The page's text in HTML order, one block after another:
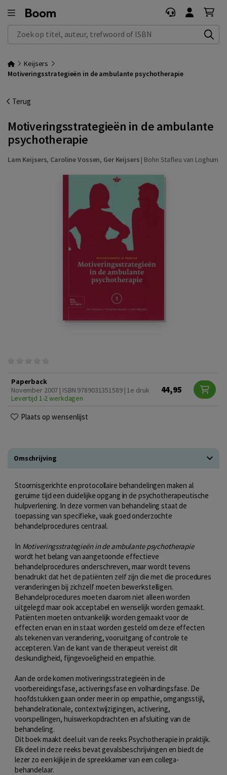
Zoek op titel, auteur, trefwoord of ISBN
Keijsers
Motiveringsstrategieën in de ambulante psychotherapie
Terug
Motiveringsstrategieën in de ambulante
psychotherapie
Lam Keijsers, Caroline Vossen, Ger Keijsers | Bohn Stafleu van Loghum
Paperback
November 2007 | ISBN 9789031351589 | 1e druk
Levertijd 1-2 werkdagen
44,95
Plaats op wensenlijst
Omschrijving
Stoornisgerichte en protocollaire behandelingen maken al
geruime tijd een duidelijke opgang in de psychotherapeutische
hulpverlening. In deze vormen van behandeling staat de
toepassing van specifieke, vaak goed onderzochte
behandelprocedures centraal.
In Motiveringsstrategieën in de ambulante psychotherapie
wordt het belang van aangetoonde effectieve
behandelprocedures onderschreven, maar wordt tevens
benadrukt dat het de patiënten zelf zijn die met die procedures
veranderingen bij zichzelf moeten bewerkstelligen.
Behandelprocedures moeten daarom niet alleen worden
uitgelegd maar ook acceptabel en wenselijk worden gemaakt.
Patiënten moeten ontvankelijk worden gemaakt voor de
effecten ervan en in staat worden gesteld om deze effecten
als tekenen van verandering, vooruitgang of controle te
accepteren. Van de kant van de therapeut vereist dit
deskundigheid, fijngevoeligheid en empathie.
Aan de orde komen motiveringsstrategieën in de
voorbereidingsfase, activeringsfase en volhardingsfase. De
hoofdstukken gaan onder meer in op empathie, omgangsstijl,
behandelrationale, contextwijzigingen, activering,
voorspellingen, huiswerkopdrachten en afsluiting van de
behandeling.
Dit boek maakt deel uit van de reeks Psychotherapie in praktijk.
Elk deel in deze reeks bevat gevalsbeschrijvingen en biedt de
lezer zo een kijkje in de spreekkamer van een collega-
behandelaar.